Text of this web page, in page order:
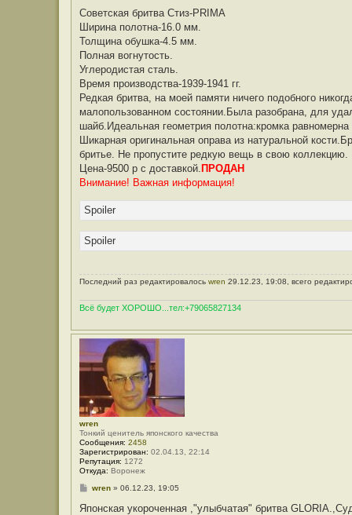
о
щ
е
и
е
Советская бритва Стиз-PRIMA
Ширина полотна-16.0 мм.
Толщина обушка-4.5 мм.
Полная вогнутость.
Углеродистая сталь.
Время производства-1939-1941 гг.
Редкая бритва, на моей памяти ничего подобного
малопользованном состоянии.Была разобрана, для
шайб.Идеальная геометрия полотна:кромка
Шикарная оригинальная оправа из натуральной
бритье. Не пропустите редкую вещь в свою коллекцию.
Цена-9500 р с доставкой. ПРОДАН
Внимание! Важная информация!
Spoiler
Spoiler
Последний раз редактировалось wren 29.12.23, 19:08, всего
Всё будет ХОРОШО...тел:+79065827134
wren
Тонкий ценитель японского качества
Сообщения: 2458
Зарегистрирован: 02.04.13, 22:14
Репутация: 1272
Откуда: Воронеж
С
о
wren» 06.12.23, 19:05
Японская укороченная ,"улыбчатая" бритва